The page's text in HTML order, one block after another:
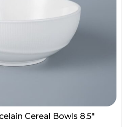
Cereal Bowls 8.5″